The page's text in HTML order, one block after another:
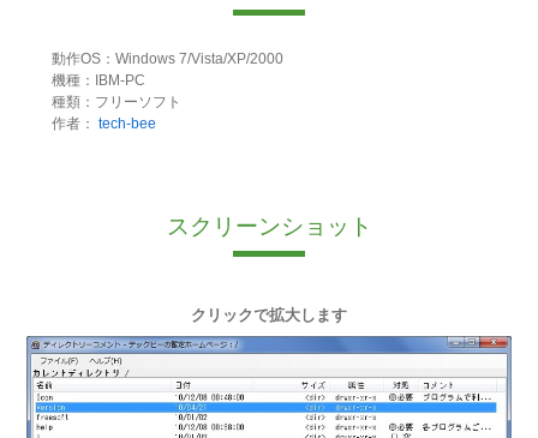
動作OS：Windows 7/Vista/XP/2000
機種：IBM-PC
種類：フリーソフト
作者： tech-bee
スクリーンショット
クリックで拡大します